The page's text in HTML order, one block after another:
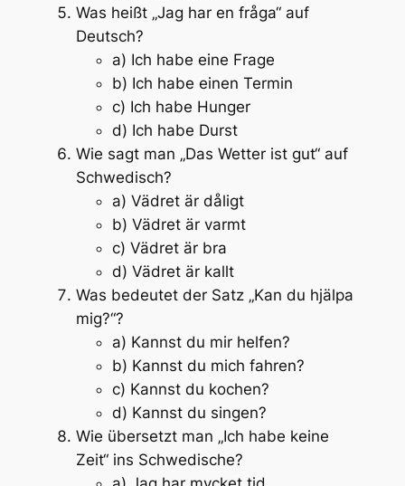
Was heißt „Jag har en fråga“ auf
Deutsch?
a) Ich habe eine Frage
b) Ich habe einen Termin
c) Ich habe Hunger
d) Ich habe Durst
Wie sagt man „Das Wetter ist gut“ auf
Schwedisch?
a) Vädret är dåligt
b) Vädret är varmt
c) Vädret är bra
d) Vädret är kallt
Was bedeutet der Satz „Kan du hjälpa
mig?“?
a) Kannst du mir helfen?
b) Kannst du mich fahren?
c) Kannst du kochen?
d) Kannst du singen?
Wie übersetzt man „Ich habe keine
Zeit“ ins Schwedische?